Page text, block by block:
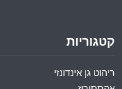
קטגוריות
ריהוט גן אינדונזי